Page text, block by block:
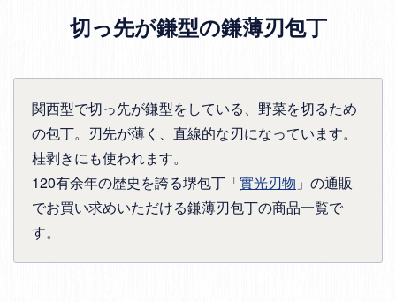
切っ先が鎌型の鎌薄刃包丁
関西型で切っ先が鎌型をしている、野菜を切るため
の包丁。刃先が薄く、直線的な刃になっています。
桂剥きにも使われます。
120有余年の歴史を誇る堺包丁「實光刃物 」の通販
でお買い求めいただける鎌薄刃包丁の商品一覧で
す。